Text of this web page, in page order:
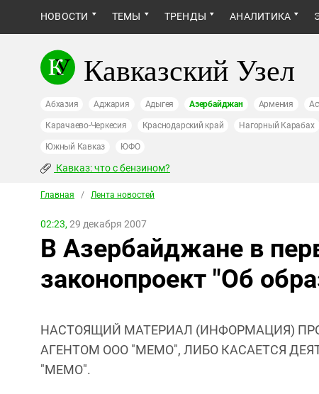
НОВОСТИ ТЕМЫ ТРЕНДЫ АНАЛИТИКА
Кавказский Узел
Абхазия Аджария Адыгея Азербайджан Армения
Карачаево-Черкесия Краснодарский край Нагорный Карабах
Южный Кавказ ЮФО
Кавказ: что с бензином?
Главная / Лента новостей
02:23, 29 декабря 2007
В Азербайджане в
законопроект "Об
НАСТОЯЩИЙ МАТЕРИАЛ (ИНФОРМАЦИЯ)
АГЕНТОМ ООО "МЕМО", ЛИБО КАСАЕТСЯ
"МЕМО".